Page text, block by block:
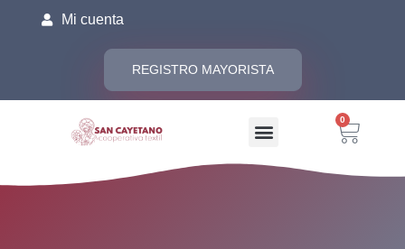
Mi cuenta
REGISTRO MAYORISTA
0